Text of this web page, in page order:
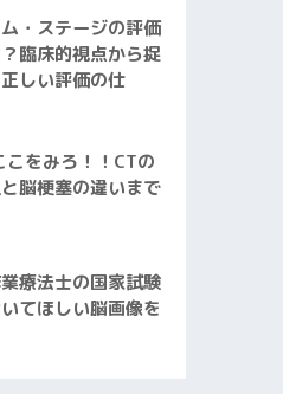
・ステージの評価
臨床的視点から捉
しい評価の仕
をみろ！！CTの
脳梗塞の違いまで
療法士の国家試験
てほしい脳画像を